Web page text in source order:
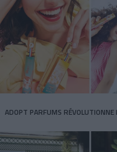
ADOPT PARFUMS